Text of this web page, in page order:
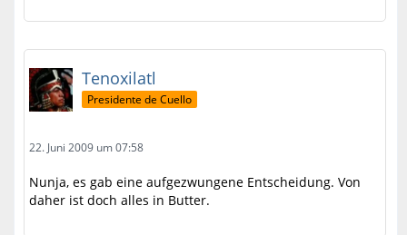
Tenoxilatl
Presidente de Cuello
22. Juni 2009 um 07:58
Nunja, es gab eine aufgezwungene Entscheidung. Von
daher ist doch alles in Butter.